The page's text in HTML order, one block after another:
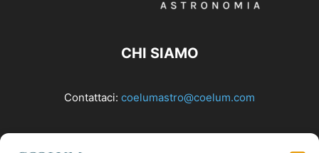
CHI SIAMO
Contattaci: coelumastro@coelum.com